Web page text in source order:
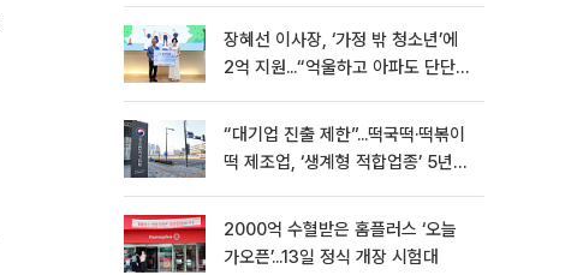
장혜선 이사장, ‘가정 밖 청소년’에
2억 지원...“억울하고 아파도 단단해
“대기업 진출 제한”...떡국떡·떡볶이
떡 제조업, ‘생계형 적합업종’ 5년
2000억 수혈받은 홈플러스 ‘오늘
가오픈’...13일 정식 개장 시험대